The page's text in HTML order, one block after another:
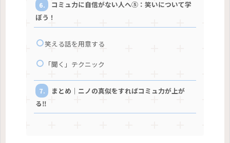
コミュ力に自信がない人へ⑤：笑いについて学
ぼう！
笑える話を用意する
「聞く」テクニック
まとめ｜ニノの真似をすればコミュ力が上が
る‼